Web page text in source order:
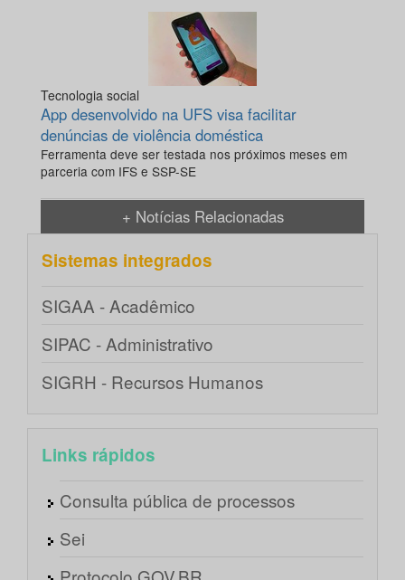
Tecnologia social
App desenvolvido na UFS visa facilitar
denúncias de violência doméstica
Ferramenta deve ser testada nos próximos meses em
parceria com IFS e SSP-SE
+ Notícias Relacionadas
Sistemas integrados
SIGAA - Acadêmico
SIPAC - Administrativo
SIGRH - Recursos Humanos
Links rápidos
Consulta pública de processos
Sei